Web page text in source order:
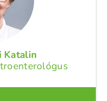
Katalin